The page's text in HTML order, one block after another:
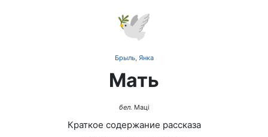
🕊️
Брыль, Янка
Мать
бел. Маці
Краткое содержание рассказа